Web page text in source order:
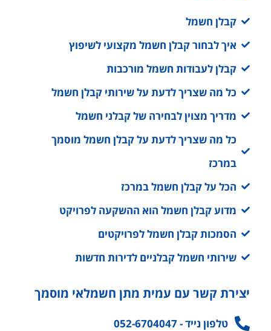
קבלן חשמל
איך לבחור קבלן חשמל מקצועי לשיפוץ
קבלן לעבודות חשמל מורכבות
כל מה שצריך לדעת על שירותי קבלן חשמל
מדריך מצוין לבחירה של קבלני חשמל
כל מה שצריך לדעת על קבלן חשמל מוסמך
במרכז
הכל על קבלן חשמל במרכז
מדוע קבלן חשמל הוא ההשקעה לפרויקט
הסמכות קבלן חשמל לפרויקטים
שירותי חשמל קבלניים לדירות חדשות
יצירת קשר עם עמית מתן חשמלאי מוסמך
טלפון נייד - 052-6704047